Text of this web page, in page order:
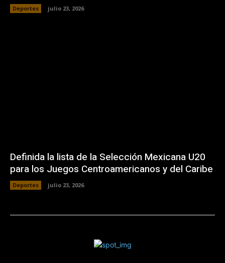
Deportes julio 23, 2026
Definida la lista de la Selección Mexicana U20
para los Juegos Centroamericanos y del Caribe
Deportes julio 23, 2026